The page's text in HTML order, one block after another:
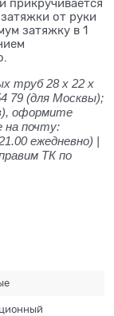
прикручивается
от руки
затяжку в 1
труб 28 x 22 x
79 (для Москвы);
оформите
на почту:
ежедневно) |
ТК по